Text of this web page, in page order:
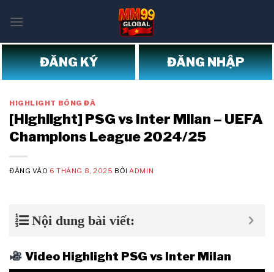
qua
dung
ĐĂNG KÝ ĐĂNG NHẬP
HIGHLIGHT BÓNG ĐÁ
[Highlight] PSG vs Inter Milan – UEFA
Champions League 2024/25
ĐĂNG VÀO 6 THÁNG 8, 2025 BỞI ADMIN
Nội dung bài viết:
Video Highlight PSG vs Inter Milan